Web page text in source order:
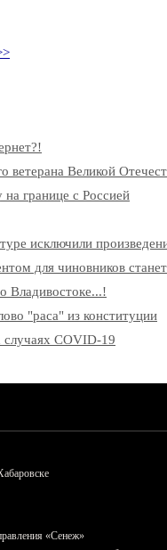
ветерана Великой
границе с Россией
исключили
для чиновников
Владивостоке...!
"раса" из конституции
случаях COVID-19
«Сенеж»